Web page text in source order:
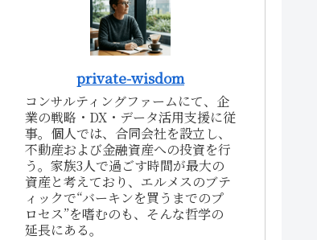
private-wisdom
コンサルティングファームにて、企
業の戦略・DX・データ活用支援に従
事。個人では、合同会社を設立し、
不動産および金融資産への投資を行
う。家族3人で過ごす時間が最大の
資産と考えており、エルメスのブテ
ィックで“バーキンを買うまでのプ
ロセス”を嗜むのも、そんな哲学の
延長にある。